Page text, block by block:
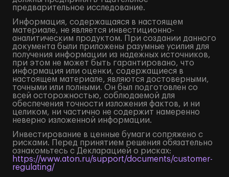
предварительное исследование.
Информация, содержащаяся в настоящем
материале, не является инвестиционно-
аналитическим продуктом. При создании данного
документа были приложены разумные усилия для
получения информации из надежных источников,
при этом не может быть гарантировано, что
информация или оценки, содержащиеся в
настоящем материале, являются достоверными,
точными или полными. Он был подготовлен со
всей осторожностью, соблюдаемой для
обеспечения точности изложения фактов, и ни
целиком, ни частично не содержит намеренно
неверно изложенной информации.
Инвестирование в ценные бумаги сопряжено с
рисками. Перед принятием решения обязательно
ознакомьтесь с Декларацией о рисках:
https://www.aton.ru/support/documents/customer-
regulating/